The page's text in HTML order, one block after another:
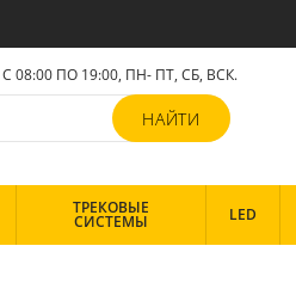
С 08:00 ПО 19:00, ПН- ПТ, СБ, ВСК.
ТРЕКОВЫЕ
СИСТЕМЫ LED